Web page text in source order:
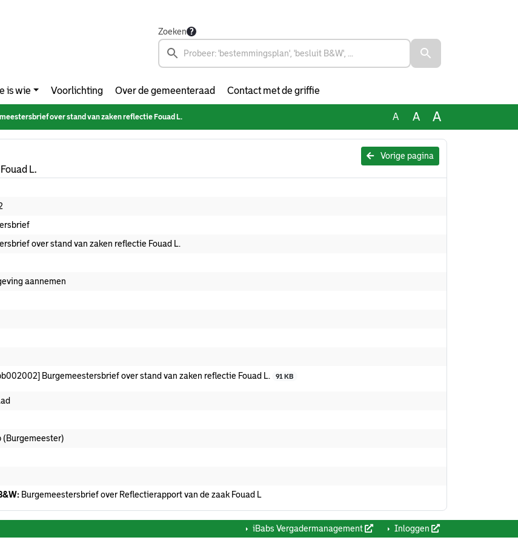
Zoeken
is wie Voorlichting Over de gemeenteraad Contact met de griffie
over stand van zaken reflectie Fouad L. A A A
Vorige pagina
L.
over stand van zaken reflectie Fouad L.
aannemen
Burgemeestersbrief over stand van zaken reflectie Fouad L. 91 KB
(Burgemeester)
Burgemeestersbrief over Reflectierapport van de zaak Fouad L
iBabs Vergadermanagement Inloggen